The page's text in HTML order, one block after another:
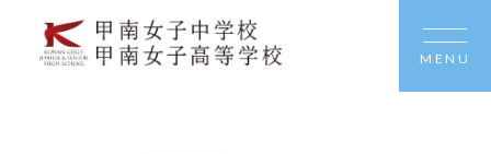
MENU